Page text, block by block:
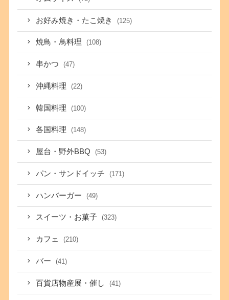
お好み焼き・たこ焼き (125)
焼鳥・鳥料理 (108)
串かつ (47)
沖縄料理 (22)
韓国料理 (100)
各国料理 (148)
屋台・野外BBQ (53)
パン・サンドイッチ (171)
ハンバーガー (49)
スイーツ・お菓子 (323)
カフェ (210)
バー (41)
百貨店物産展・催し (41)